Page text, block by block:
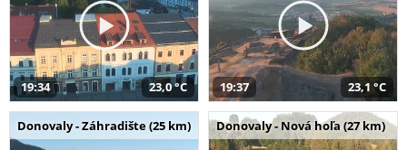
19:34 23,0 °C 19:37 23,1 °C
Donovaly - Záhradište (25 km) Donovaly - Nová hoľa (27 km)